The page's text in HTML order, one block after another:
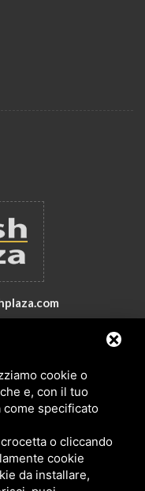
cookie o
e, con il tuo
specificato
o cliccando
cookie
da installare,